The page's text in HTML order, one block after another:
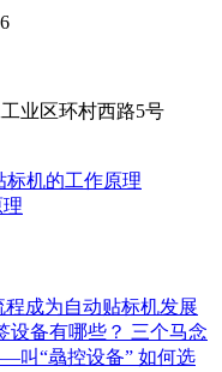
业区环村西路5号
标机的工作原理
程成为自动贴标机发展
设备有哪些？ 三个马念
叫“骉控设备” 如何选